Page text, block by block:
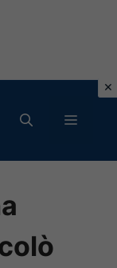
MENU